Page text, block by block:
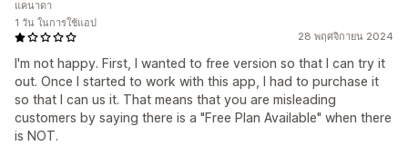
28 พฤศจิกายน 2024
I'm not happy. First, I wanted to free version so that I can try it
out. Once I started to work with this app, I had to purchase it
so that I can us it. That means that you are misleading
customers by saying there is a "Free Plan Available" when there
is NOT.
แคนาดา
1 วัน ในการใช้แอป